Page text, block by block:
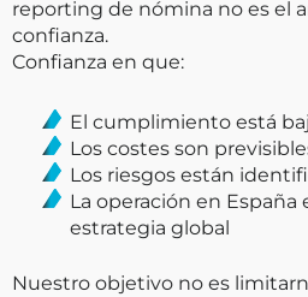
reporting de nómina no es el
confianza.
Confianza en que:
El cumplimiento está
Los costes son
Los riesgos están
La operación en España
estrategia global
Nuestro objetivo no es